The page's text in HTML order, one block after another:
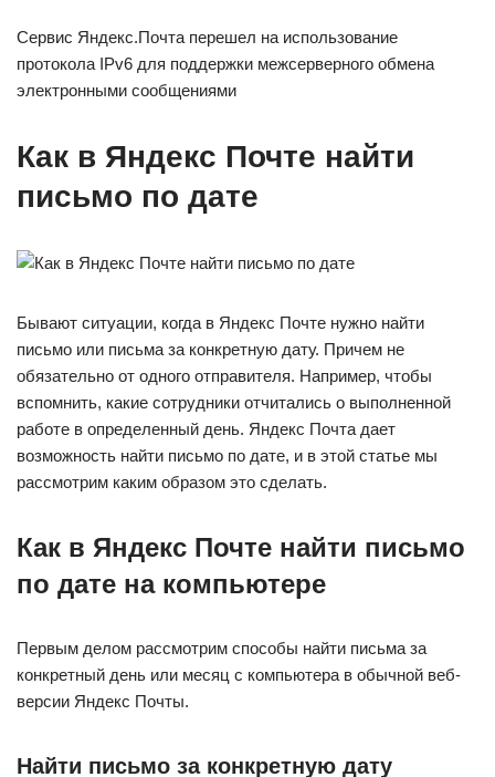
Сервис Яндекс.Почта перешел на использование
протокола IPv6 для поддержки межсерверного обмена
электронными сообщениями
Как в Яндекс Почте найти
письмо по дате
Бывают ситуации, когда в Яндекс Почте нужно найти
письмо или письма за конкретную дату. Причем не
обязательно от одного отправителя. Например, чтобы
вспомнить, какие сотрудники отчитались о выполненной
работе в определенный день. Яндекс Почта дает
возможность найти письмо по дате, и в этой статье мы
рассмотрим каким образом это сделать.
Как в Яндекс Почте найти письмо
по дате на компьютере
Первым делом рассмотрим способы найти письма за
конкретный день или месяц с компьютера в обычной веб-
версии Яндекс Почты.
Найти письмо за конкретную дату